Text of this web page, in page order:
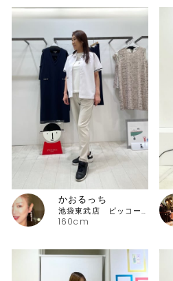
160cm
かおるっち
池袋東武店 ピッコーネ・ピッコーネクラブ